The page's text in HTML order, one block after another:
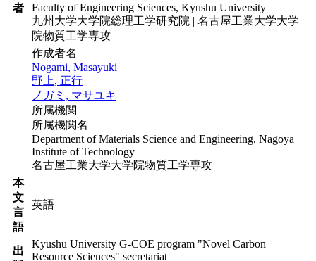
者
Faculty of Engineering Sciences, Kyushu University
九州大学大学院総理工学研究院 | 名古屋工業大学大学
院物質工学専攻
作成者名
Nogami, Masayuki
野上, 正行
ノガミ, マサユキ
所属機関
所属機関名
Department of Materials Science and Engineering, Nagoya
Institute of Technology
名古屋工業大学大学院物質工学専攻
本
文
言
語
英語
出
Kyushu University G-COE program "Novel Carbon
Resource Sciences" secretariat